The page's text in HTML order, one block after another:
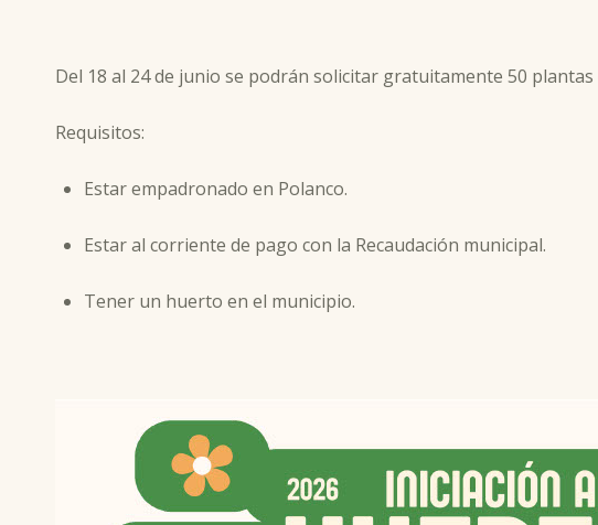
Del 18 al 24 de junio se podrán solicitar gratuitamente 50
Requisitos:
Estar empadronado en Polanco.
Estar al corriente de pago con la Recaudación municipal.
Tener un huerto en el municipio.